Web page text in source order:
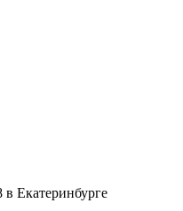
Екатеринбурге